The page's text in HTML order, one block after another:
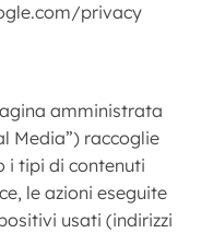
privacy
amministrata
Media”) raccoglie
i tipi di contenuti
le azioni eseguite
usati (indirizzi